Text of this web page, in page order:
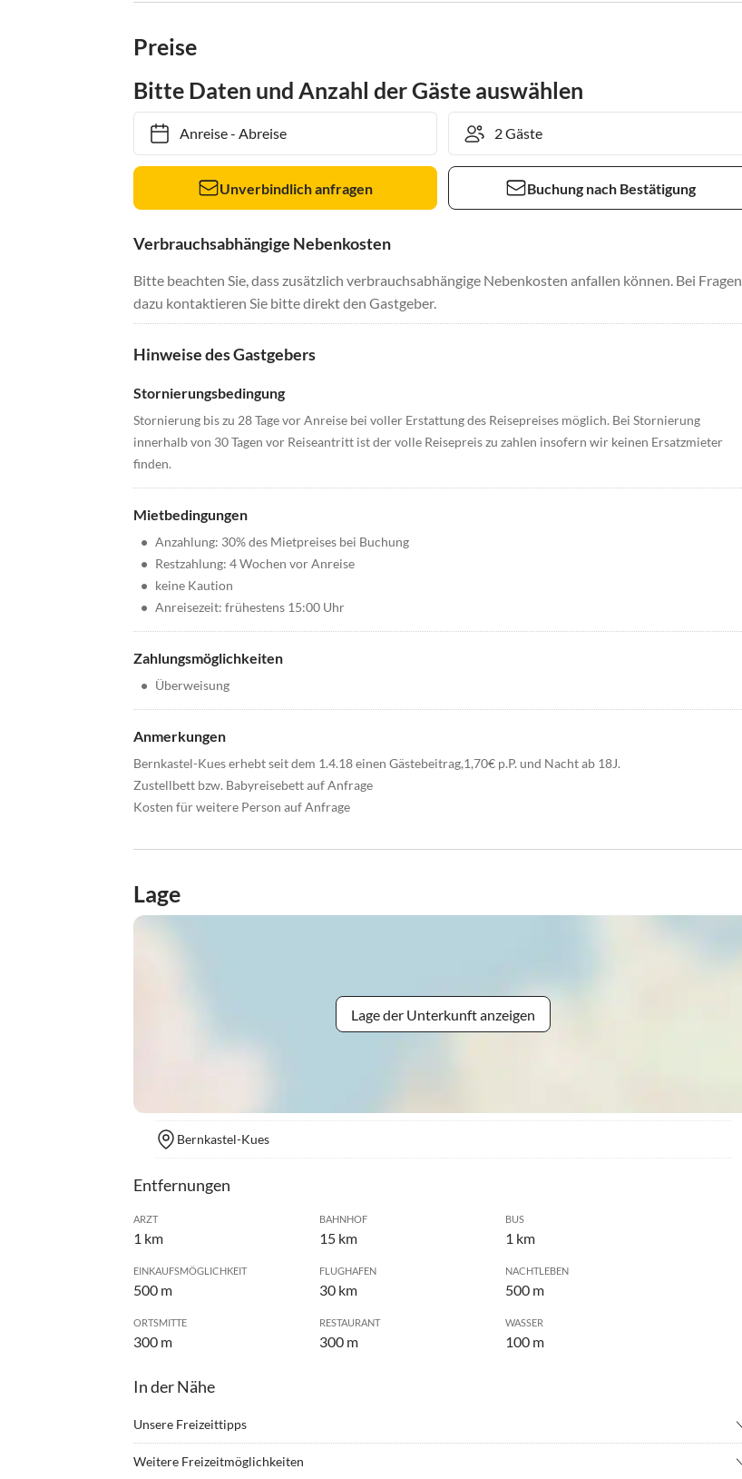
Preise
Bitte Daten und Anzahl der Gäste auswählen
Anreise- Abreise
Unverbindlich anfragen Buchung nach Bestätigung
Verbrauchsabhängige Nebenkosten
Bitte beachten Sie, dass zusätzlich verbrauchsabhängige Nebenkosten anfallen können. Bei Fragen
dazu kontaktieren Sie bitte direkt den Gastgeber.
Hinweise des Gastgebers
Stornierungsbedingung
Stornierung bis zu 28 Tage vor Anreise bei voller Erstattung des Reisepreises möglich. Bei Stornierung
innerhalb von 30 Tagen vor Reiseantritt ist der volle Reisepreis zu zahlen insofern wir keinen Ersatzmieter
finden.
Mietbedingungen
• Anzahlung: 30% des Mietpreises bei Buchung
• Restzahlung: 4 Wochen vor Anreise
• keine Kaution
• Anreisezeit: frühestens 15:00 Uhr
Zahlungsmöglichkeiten
• Überweisung
Anmerkungen
Bernkastel-Kues erhebt seit dem 1.4.18 einen Gästebeitrag,1,70€ p.P. und Nacht ab 18J.
Zustellbett bzw. Babyreisebett auf Anfrage
Kosten für weitere Person auf Anfrage
Lage
Lage der Unterkunft anzeigen
Bernkastel-Kues
Entfernungen
ARZT
1 km
BAHNHOF
15 km
BUS
1 km
EINKAUFSMÖGLICHKEIT
500 m
FLUGHAFEN
30 km
NACHTLEBEN
500 m
ORTSMITTE
300 m
RESTAURANT
300 m
WASSER
100 m
In der Nähe
Unsere Freizeittipps
Weitere Freizeitmöglichkeiten